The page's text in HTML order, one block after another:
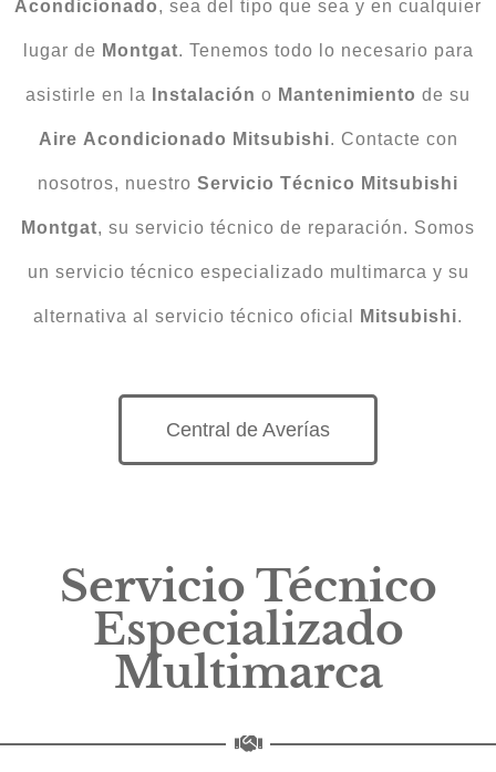
Acondicionado, sea del tipo que sea y en cualquier
lugar de Montgat. Tenemos todo lo necesario para
asistirle en la Instalación o Mantenimiento de su
Aire Acondicionado Mitsubishi. Contacte con
nosotros, nuestro Servicio Técnico Mitsubishi
Montgat, su servicio técnico de reparación. Somos
un servicio técnico especializado multimarca y su
alternativa al servicio técnico oficial Mitsubishi.
Central de Averías
Servicio Técnico
Especializado
Multimarca